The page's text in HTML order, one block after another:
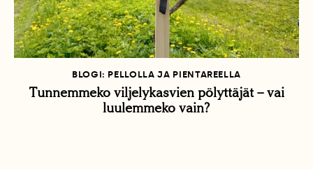
BLOGI: PELLOLLA JA PIENTAREELLA
Tunnemmeko viljelykasvien pölyttäjät – vai
luulemmeko vain?